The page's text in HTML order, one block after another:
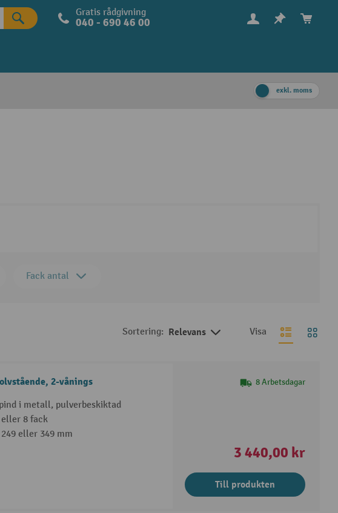
Gratis rådgivning
040 - 690 46 00
exkl. moms
Fack antal
Sortering: Relevans Visa
2-vånings
i metall, pulverbeskiktad
eller 8 fack
eller 349 mm
8 Arbetsdagar
3 440,00 kr
Till produkten